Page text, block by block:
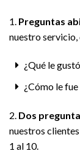
1. Preguntas
nuestro
¿Qué le
¿Cómo le
2. Dos
nuestros
1 al 10.